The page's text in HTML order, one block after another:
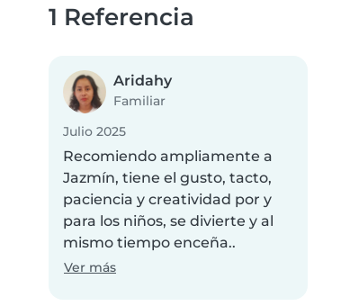
1 Referencia
Aridahy
Familiar
Julio 2025
Recomiendo ampliamente a
Jazmín, tiene el gusto, tacto,
paciencia y creatividad por y
para los niños, se divierte y al
mismo tiempo enceña..
Ver más